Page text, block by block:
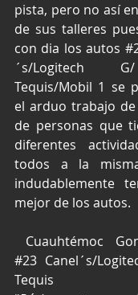
pista, pero no así
de sus talleres
con dia los autos
´s/Logitech
Tequis/Mobil 1 se
el arduo trabajo
de personas que
diferentes
todos a la
indudablemente
mejor de los
#23 Canel´s/
Tequis